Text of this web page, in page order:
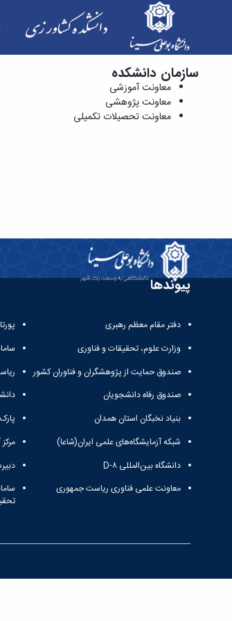
معاونت تحصیلات تکمیلی - دانشکده
سازمان دانشکده
معاونت آموزشی
معاونت پژوهشی
معاونت تحصیلات تکمیلی
پیوندها
دفتر مقام معظم رهبری
وزارت علوم، تحقیقات و فناوری
صندوق حمایت از پژوهشگران و فناوران کشور
صندوق رفاه دانشجویان
بنیاد نخبگان استان همدان
شبکه آزمایشگاه‌های علمی ایران(شاعا)
دانشگاه بین‌المللی D-۸
معاونت علمی فناوری ریاست جمهوری